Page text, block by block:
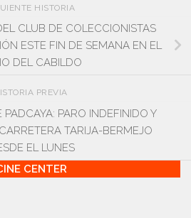
HISTORIA
CLUB DE COLECCIONISTAS
ESTE FIN DE SEMANA EN EL
DEL CABILDO
PREVIA
PARO INDEFINIDO Y
TARIJA-BERMEJO
EL LUNES
CENTER